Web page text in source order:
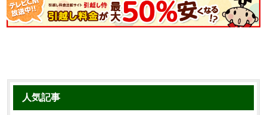
人気記事